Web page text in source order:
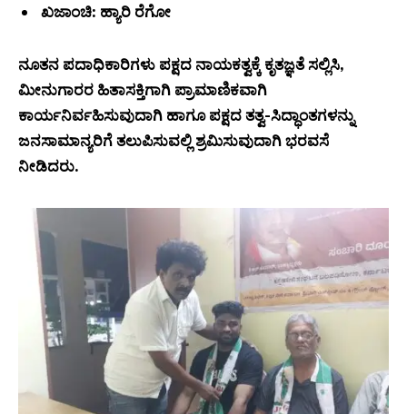
ಖಜಾಂಚಿ: ಹ್ಯಾರಿ ರೆಗೋ
ನೂತನ ಪದಾಧಿಕಾರಿಗಳು ಪಕ್ಷದ ನಾಯಕತ್ವಕ್ಕೆ ಕೃತಜ್ಞತೆ ಸಲ್ಲಿಸಿ,
ಮೀನುಗಾರರ ಹಿತಾಸಕ್ತಿಗಾಗಿ ಪ್ರಾಮಾಣಿಕವಾಗಿ
ಕಾರ್ಯನಿರ್ವಹಿಸುವುದಾಗಿ ಹಾಗೂ ಪಕ್ಷದ ತತ್ವ-ಸಿದ್ಧಾಂತಗಳನ್ನು
ಜನಸಾಮಾನ್ಯರಿಗೆ ತಲುಪಿಸುವಲ್ಲಿ ಶ್ರಮಿಸುವುದಾಗಿ ಭರವಸೆ
ನೀಡಿದರು.